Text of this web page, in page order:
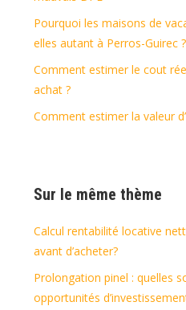
Pourquoi les maisons de
elles autant à Perros-Guirec ?
Comment estimer le cout
achat ?
Comment estimer la valeur
Sur le même thème
Calcul rentabilité locative
avant d’acheter?
Prolongation pinel : quelles
opportunités